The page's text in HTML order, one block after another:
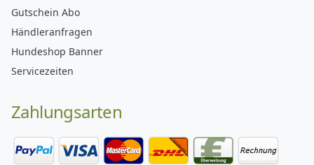
Gutschein Abo
Händleranfragen
Hundeshop Banner
Servicezeiten
Zahlungsarten